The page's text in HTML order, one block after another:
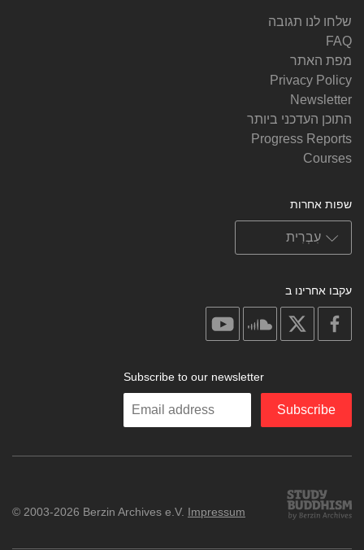
שלחו לנו תגובה
FAQ
מפת האתר
Privacy Policy
Newsletter
התוכן העדכני ביותר
Progress Reports
Courses
שפות אחרות
עקבו אחרינו ב
facebook
soundcloud
Subscribe to our newsletter
Enter
Subscribe
Study
Buddhism
© 2003-2026 Berzin Archives e.V. Impressum